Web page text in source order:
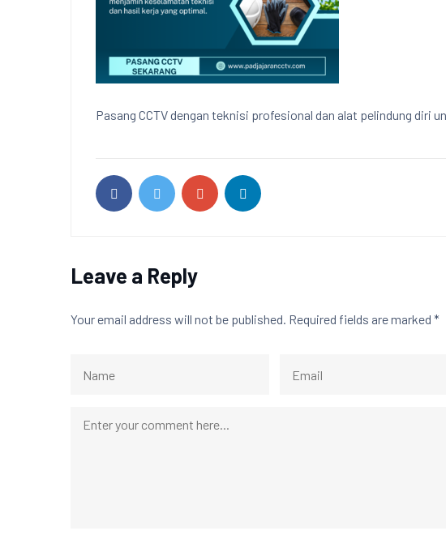
Pasang CCTV dengan teknisi profesional dan alat pelindung diri
Leave a Reply
Your email address will not be published. Required fields are marked *